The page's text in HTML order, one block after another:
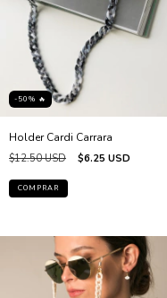
-50% 🔥
Holder Cardi Carrara
$12.50 USD $6.25 USD